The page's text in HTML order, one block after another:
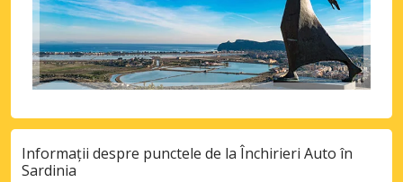
Informații despre punctele de la Închirieri Auto în
Sardinia